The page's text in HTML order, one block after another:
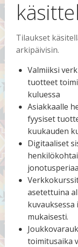
Tilaukset
arkipäivisin.
Valmiiksi
tuotteet
kuluessa
Asiakkaalle
fyysiset
kuukauden
Digitaaliset
asetettuina
mukaisesti.
toimitusaika